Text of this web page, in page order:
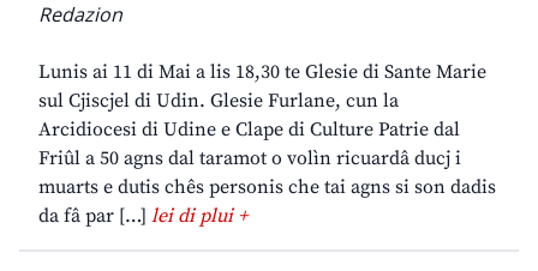
Redazion
Lunis ai 11 di Mai a lis 18,30 te Glesie di Sante Marie
sul Cjiscjel di Udin. Glesie Furlane, cun la
Arcidiocesi di Udine e Clape di Culture Patrie dal
Friûl a 50 agns dal taramot o volìn ricuardâ ducj i
muarts e dutis chês personis che tai agns si son dadis
da fâ par […] lei di plui +